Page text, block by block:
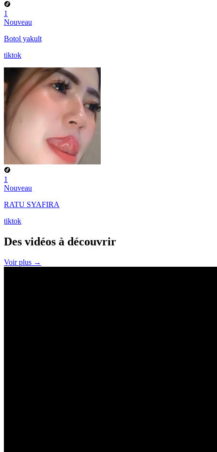
1
Nouveau
Botol yakult
tiktok
1
Nouveau
RATU SYAFIRA
tiktok
Des vidéos à découvrir
Voir plus →